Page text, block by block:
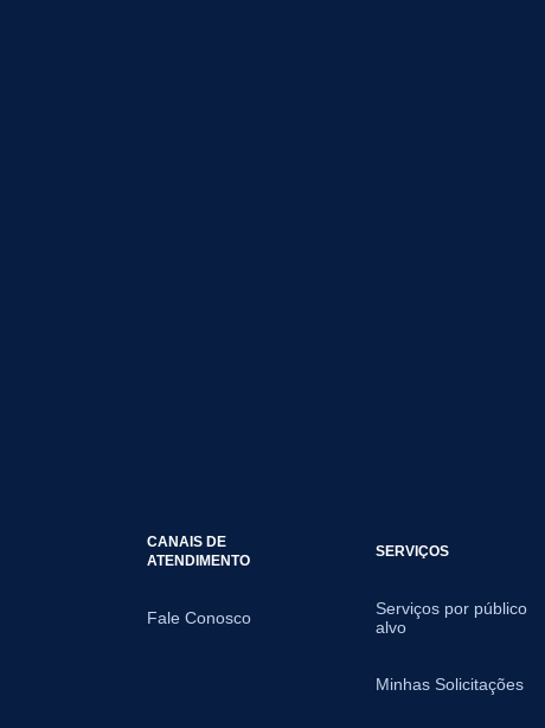
CANAIS DE
ATENDIMENTO
Fale Conosco
SERVIÇOS
Serviços por público
alvo
Minhas Solicitações